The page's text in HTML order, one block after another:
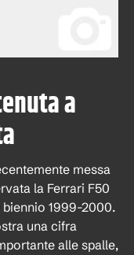
a
messa
la Ferrari F50
1999-2000.
una cifra
alle spalle,